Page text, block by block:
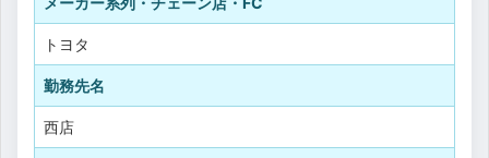
トヨタ
勤務先名
西店